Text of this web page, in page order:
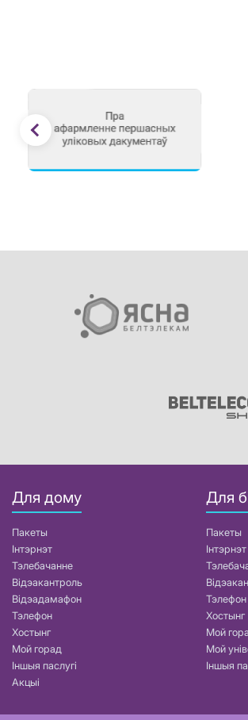
Для дому
Пакеты
Інтэрнэт
Тэлебачанне
Відэакантроль
Відэадамафон
Тэлефон
Хостынг
Мой горад
Іншыя паслугі
Акцыі
Для
Пакеты
Інтэрнэт
Тэлефон
Хостынг
Мой
Мой
Іншыя